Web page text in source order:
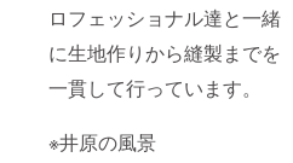
ロフェッショナル達と一緒
に生地作りから縫製までを
一貫して行っています。
※井原の風景